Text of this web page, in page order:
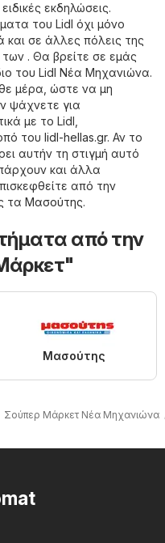
εκδηλώσεις.
του Lidl όχι μόνο
σε άλλες πόλεις της
. Θα βρείτε σε εμάς
του Lidl Νέα Μηχανιώνα.
μέρα, ώστε να μη
ψάχνετε για
με το Lidl,
του lidl-hellas.gr. Αν το
αυτήν τη στιγμή αυτό
και άλλα
από την
τα Μασούτης.
από την
Μασούτης
Σούπερ Μάρκετ Νέα Μηχανιώνα